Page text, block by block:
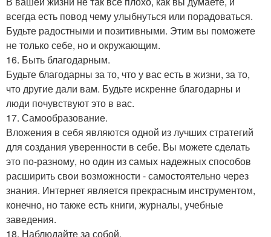
всегда есть повод чему улыбнуться или порадоваться.
Будьте радостными и позитивными. Этим вы поможете
не только себе, но и окружающим.
16. Быть благодарным.
Будьте благодарны за то, что у вас есть в жизни, за то,
что другие дали вам. Будьте искренне благодарны и
люди почувствуют это в вас.
17. Самообразование.
Вложения в себя являются одной из лучших стратегий
для создания уверенности в себе. Вы можете сделать
это по-разному, но один из самых надежных способов
расширить свои возможности - самостоятельно через
знания. Интернет является прекрасным инструментом,
конечно, но также есть книги, журналы, учебные
заведения.
18. Наблюдайте за собой.